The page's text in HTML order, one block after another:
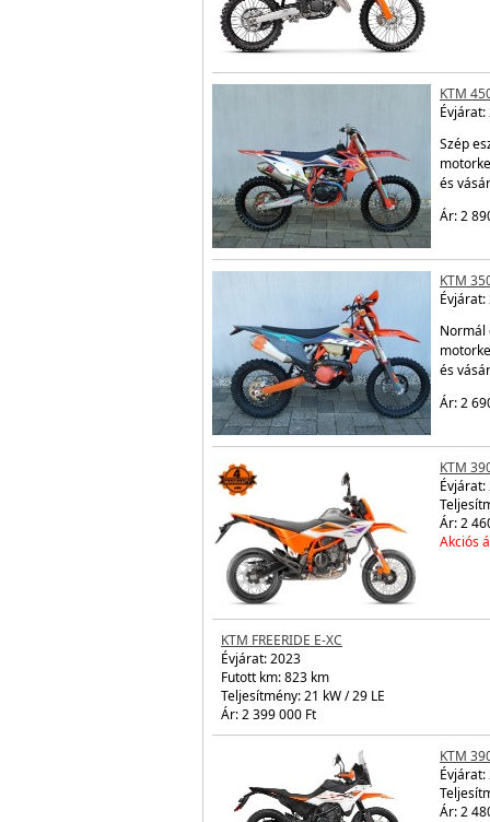
KTM
Évjárat:
Szép
és
Ár: 2
KTM
Évjárat:
Normál
és
Ár: 2
KTM
Évjárat:
Ár: 2
Akciós
KTM FREERIDE E-XC
Évjárat:2023
Futott km: 823 km
Teljesítmény: 21 kW / 29 LE
Ár: 2 399 000 Ft
KTM
Évjárat:
Ár: 2